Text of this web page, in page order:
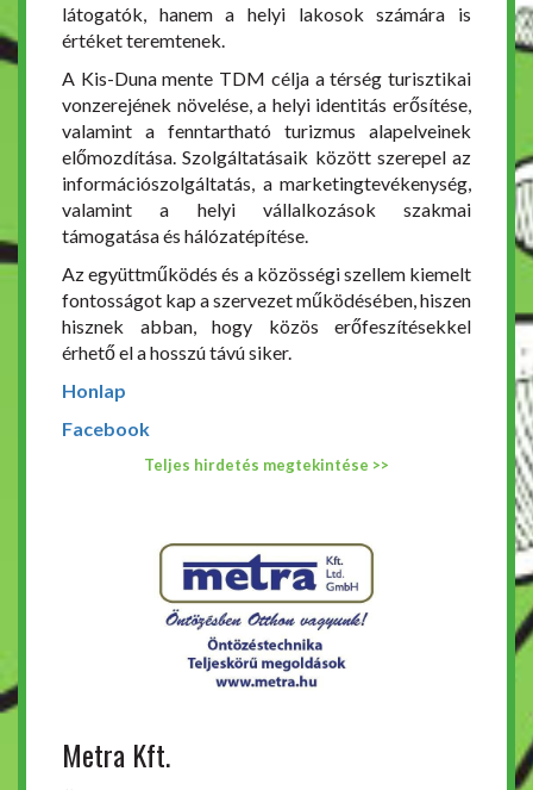
látogatók, hanem a helyi lakosok számára is
értéket teremtenek.
A Kis-Duna mente TDM célja a térség turisztikai
vonzerejének növelése, a helyi identitás erősítése,
valamint a fenntartható turizmus alapelveinek
előmozdítása. Szolgáltatásaik között szerepel az
információszolgáltatás, a marketingtevékenység,
valamint a helyi vállalkozások szakmai
támogatása és hálózatépítése.
Az együttműködés és a közösségi szellem kiemelt
fontosságot kap a szervezet működésében, hiszen
hisznek abban, hogy közös erőfeszítésekkel
érhető el a hosszú távú siker.
Honlap
Facebook
Teljes hirdetés megtekintése >>
Metra Kft.